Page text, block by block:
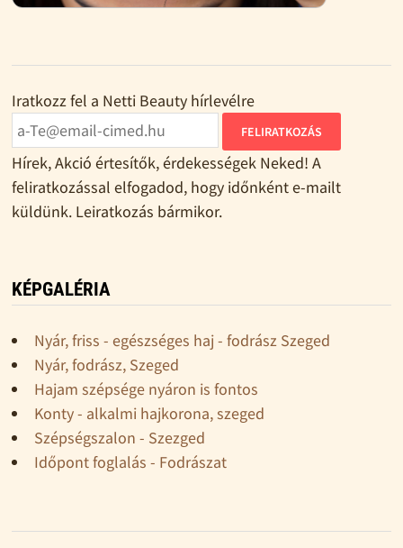
Iratkozz fel a Netti Beauty hírlevélre
FELIRATKOZÁS
Hírek, Akció értesítők, érdekességek Neked! A
feliratkozással elfogadod, hogy időnként e-mailt
küldünk. Leiratkozás bármikor.
KÉPGALÉRIA
Nyár, friss - egészséges haj - fodrász Szeged
Nyár, fodrász, Szeged
Hajam szépsége nyáron is fontos
Konty - alkalmi hajkorona, szeged
Szépségszalon - Szezged
Időpont foglalás - Fodrászat